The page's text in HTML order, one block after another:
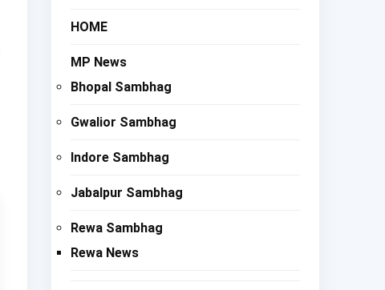
HOME
MP News
Bhopal Sambhag
Gwalior Sambhag
Indore Sambhag
Jabalpur Sambhag
Rewa Sambhag
Rewa News